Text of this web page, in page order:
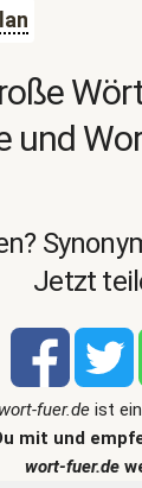
und
Jetzt
fuer.deist
mit und
wort-fuer.de